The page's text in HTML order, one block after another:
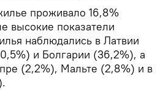
проживало 16,8%
высокие показатели
наблюдались в Латвии
и Болгарии (36,2%), а
(2,2%), Мальте (2,8%) и в